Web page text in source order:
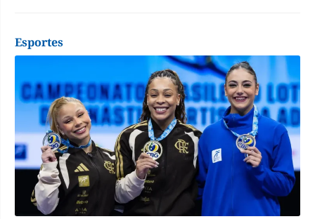
Esportes